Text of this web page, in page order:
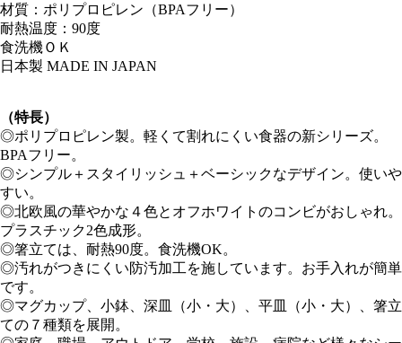
材質：ポリプロピレン（BPAフリー）
耐熱温度：90度
食洗機ＯＫ
日本製 MADE IN JAPAN
（特長）
◎ポリプロピレン製。軽くて割れにくい食器の新シリーズ。
BPAフリー。
◎シンプル＋スタイリッシュ＋ベーシックなデザイン。使いや
すい。
◎北欧風の華やかな４色とオフホワイトのコンビがおしゃれ。
プラスチック2色成形。
◎箸立ては、耐熱90度。食洗機OK。
◎汚れがつきにくい防汚加工を施しています。お手入れが簡単
です。
◎マグカップ、小鉢、深皿（小・大）、平皿（小・大）、箸立
ての７種類を展開。